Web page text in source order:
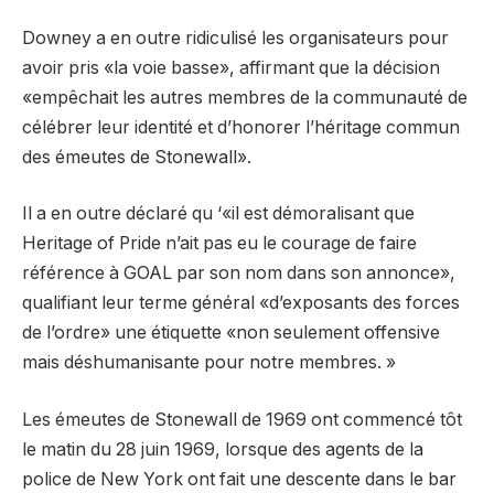
Downey a en outre ridiculisé les organisateurs pour
avoir pris «la voie basse», affirmant que la décision
«empêchait les autres membres de la communauté de
célébrer leur identité et d’honorer l’héritage commun
des émeutes de Stonewall».
Il a en outre déclaré qu ‘«il est démoralisant que
Heritage of Pride n’ait pas eu le courage de faire
référence à GOAL par son nom dans son annonce»,
qualifiant leur terme général «d’exposants des forces
de l’ordre» une étiquette «non seulement offensive
mais déshumanisante pour notre membres. »
Les émeutes de Stonewall de 1969 ont commencé tôt
le matin du 28 juin 1969, lorsque des agents de la
police de New York ont ​​fait une descente dans le bar